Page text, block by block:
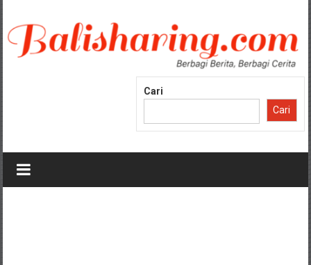
konten
Cari
Cari